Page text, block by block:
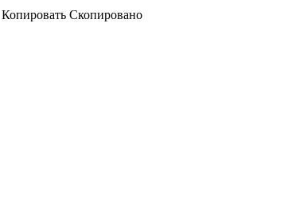
Копировать Скопировано